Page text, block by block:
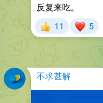
反复来吃。
11 5
不求甚解